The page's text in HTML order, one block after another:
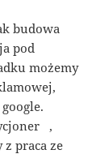
budowa
pod
możemy
,
praca ze